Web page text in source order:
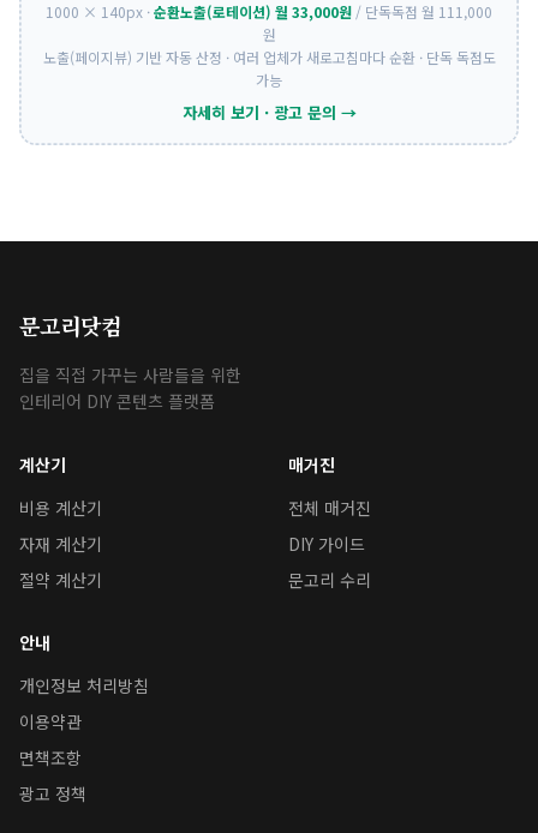
1000 × 140px ·순환노출(로테이션) 월 33,000원/ 단독독점 월 111,000
원
노출(페이지뷰) 기반 자동 산정 · 여러 업체가 새로고침마다 순환 · 단독 독점도
가능
자세히 보기 · 광고 문의 →
문고리닷컴
집을 직접 가꾸는 사람들을 위한
인테리어 DIY 콘텐츠 플랫폼
계산기
비용 계산기
자재 계산기
절약 계산기
매거진
전체 매거진
DIY 가이드
문고리 수리
안내
개인정보 처리방침
이용약관
면책조항
광고 정책